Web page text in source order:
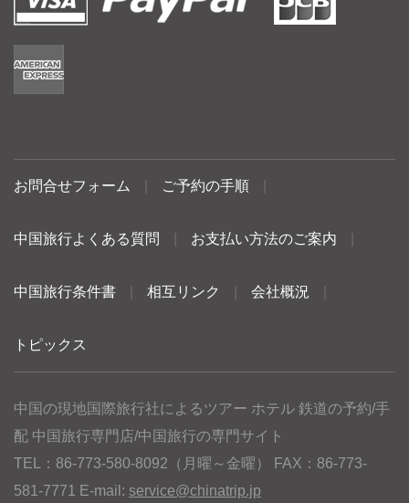
お問合せフォーム ご予約の手順
中国旅行よくある質問 お支払い方法のご案内
中国旅行条件書 相互リンク 会社概況
トピックス
中国の現地国際旅行社によるツアー ホテル 鉄道の予約/手
配 中国旅行専門店/中国旅行の専門サイト
TEL：86-773-580-8092（月曜～金曜） FAX：86-773-
581-7771 E-mail: service@chinatrip.jp